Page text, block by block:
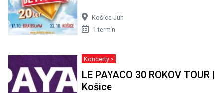
Košice-Juh
1 termín
Koncerty >
LE PAYACO 30 ROKOV TOUR |
Košice